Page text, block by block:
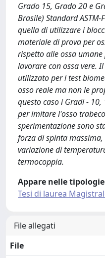
Grado 15, Grado 20 e
Brasile) Standard
quella di utilizzare i
materiale di prova per
rispetto alle ossa
lavorare con ossa vere.
utilizzato per i test
osso reale ma non le
questo caso i Gradi -
per imitare l'osso
sperimentazione sono
forza di spinta
variazione di
termocoppia.
Appare nelle
Tesi di laurea
File allegati
File